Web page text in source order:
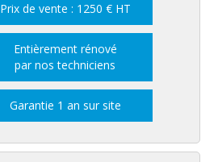
Prix de vente : 1250 € HT
Entièrement rénové
par nos techniciens
Garantie 1 an sur site